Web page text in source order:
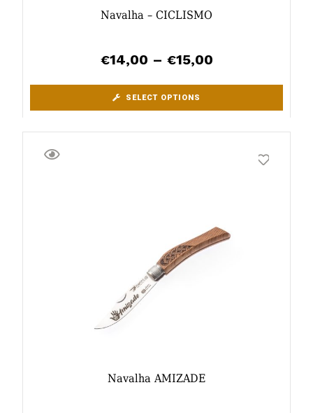
Navalha – CICLISMO
€14,00 – €15,00
SELECT OPTIONS
Navalha AMIZADE